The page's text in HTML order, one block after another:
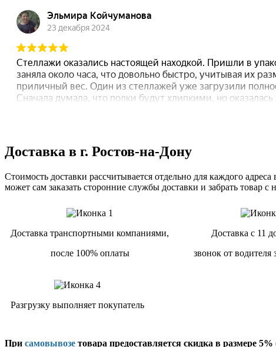
Доставка в г. Ростов-на-Дону
Стоимость доставки рассчитывается отдельно для каждого
может сам заказать сторонние службы доставки и забрать товар с
Доставка транспортными компаниями,
после 100% оплаты
Доставка с 11
звонок от водителя
Разгрузку выполняет покупатель
При самовывозе товара предоставляется скидка в размере